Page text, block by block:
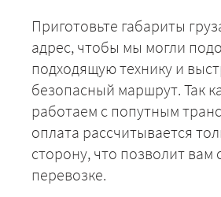
Приготовьте габариты
адрес, чтобы мы могли
подходящую технику и
безопасный маршрут. Так
работаем с попутным
оплата рассчитывается
сторону, что позволит вам
перевозке.